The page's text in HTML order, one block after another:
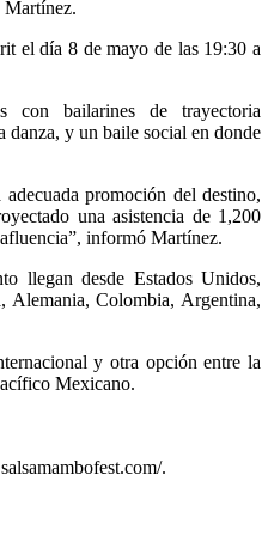
Martínez.
el día 8 de mayo de las 19:30 a
con bailarines de trayectoria
danza, y un baile social en donde
promoción del destino,
una asistencia de 1,200
informó Martínez.
llegan desde Estados Unidos,
Alemania, Colombia, Argentina,
y otra opción entre la
Mexicano.
.